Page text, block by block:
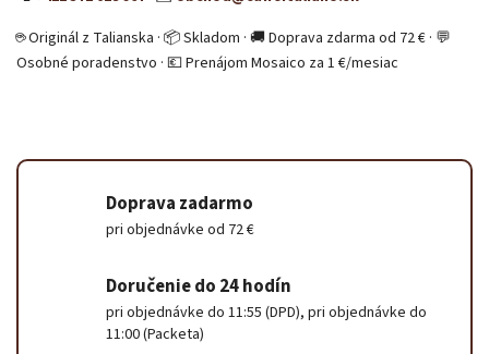
☕ Originál z Talianska · 📦 Skladom · 🚚 Doprava zdarma od 72 € · 💬
Osobné poradenstvo · 💶 Prenájom Mosaico za 1 €/mesiac
Doprava zadarmo
pri objednávke od 72 €
Doručenie do 24 hodín
pri objednávke do 11:55 (DPD), pri objednávke do
11:00 (Packeta)